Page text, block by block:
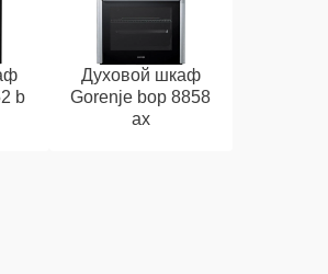
b
Духовой шкаф
Gorenje bop 8858
ax